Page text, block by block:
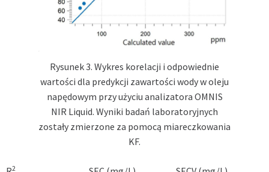
Rysunek 3. Wykres korelacji i odpowiednie
wartości dla predykcji zawartości wody w oleju
napędowym przy użyciu analizatora OMNIS
NIR Liquid. Wyniki badań laboratoryjnych
zostały zmierzone za pomocą miareczkowania
KF.
2